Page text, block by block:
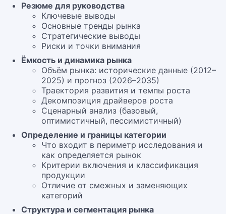
Резюме для руководства
Ключевые выводы
Основные тренды рынка
Стратегические выводы
Риски и точки внимания
Ёмкость и динамика рынка
Объём рынка: исторические данные (2012–
2025) и прогноз (2026–2035)
Траектория развития и темпы роста
Декомпозиция драйверов роста
Сценарный анализ (базовый,
оптимистичный, пессимистичный)
Определение и границы категории
Что входит в периметр исследования и
как определяется рынок
Критерии включения и классификация
продукции
Отличие от смежных и заменяющих
категорий
Структура и сегментация рынка